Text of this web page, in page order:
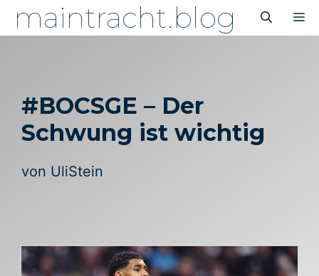
Inhaltmaintracht.blog
#BOCSGE – Der
Schwung ist wichtig
von UliStein